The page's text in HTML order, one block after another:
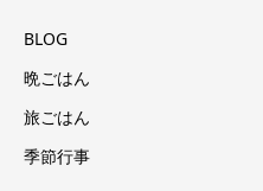
BLOG
晩ごはん
旅ごはん
季節行事